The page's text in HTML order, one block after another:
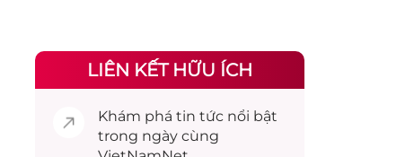
LIÊN KẾT HỮU ÍCH
Khám phá tin tức nổi bật
trong ngày cùng